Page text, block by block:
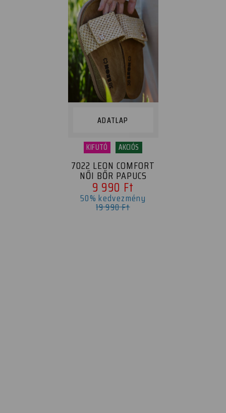
ADATLAP
KIFUTÓ AKCIÓS
7022 LEON COMFORT
NŐI BŐR PAPUCS
9 990 Ft
50% kedvezmény
19 990 Ft